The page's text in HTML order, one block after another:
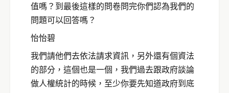
值嗎？到最後這樣的問卷問完你們認為我們的
問題可以回答嗎？
怡怡碧
我們請他們去依法請求資訊，另外還有個資法
的部分，這個也是一個，我們過去跟政府談論
做人權統計的時候，至少你要先知道政府到底